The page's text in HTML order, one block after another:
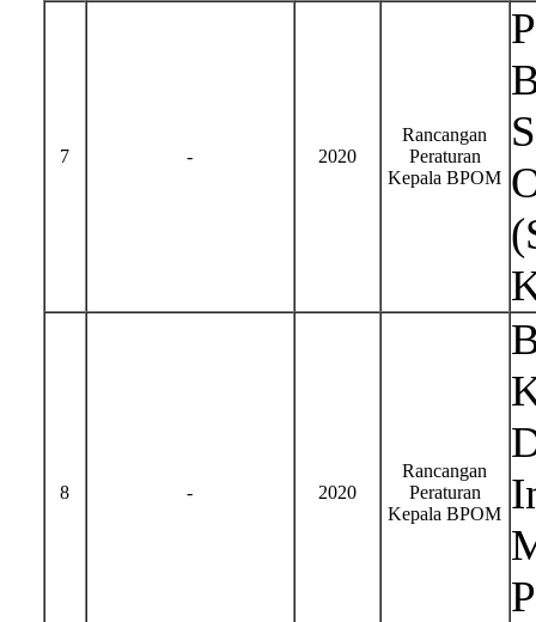
7 - 2020
Rancangan
Peraturan
Kepala BPOM
8 - 2020
Rancangan
Peraturan
Kepala BPOM